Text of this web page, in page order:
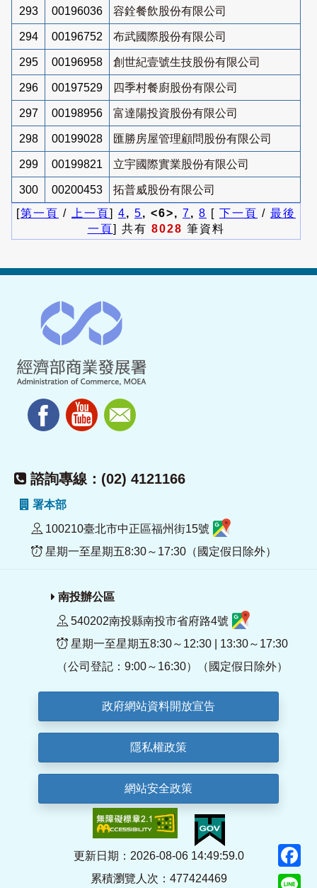
293 00196036 容銓餐飲股份有限公司
294 00196752 布武國際股份有限公司
295 00196958 創世紀壹號生技股份有限公司
296 00197529 四季村餐廚股份有限公司
297 00198956 富達陽投資股份有限公司
298 00199028 匯勝房屋管理顧問股份有限公司
299 00199821 立宇國際實業股份有限公司
300 00200453
拓普威股份有限公司
[第一頁 / 上一頁] 4, 5, <6>, 7, 8 [ 下一頁 / 最後
一頁] 共有 8028 筆資料
諮詢專線：(02) 4121166
署本部
100210臺北市中正區福州街15號
星期一至星期五8:30～17:30（國定假日除外）
南投辦公區
540202南投縣南投市省府路4號
星期一至星期五8:30～12:30 | 13:30～17:30
（公司登記：9:00～16:30）（國定假日除外）
政府網站資料開放宣告
隱私權政策
網站安全政策
更新日期：2026-08-06 14:49:59.0
累積瀏覽人次：477424469